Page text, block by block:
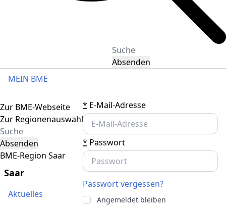
Absenden
MEIN BME
* E-Mail-Adresse
* Passwort
Passwort vergessen?
Angemeldet bleiben
Toggle navigation
Zur BME-Webseite
Zur Regionenauswahl
Absenden
BME-Region Saar
Saar
Aktuelles